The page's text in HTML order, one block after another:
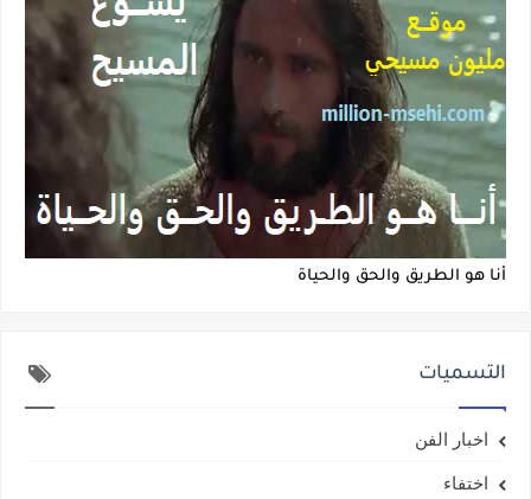
أنا هو الطريق والحق والحياة
التسميات
اخبار الفن
اختفاء